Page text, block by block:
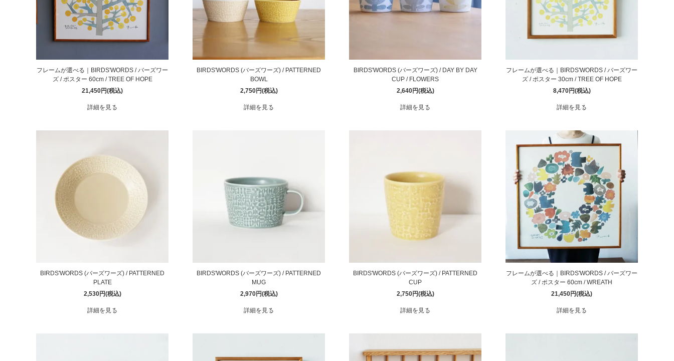
フレームが選べる｜BIRDS'WORDS / バーズワー
ズ / ポスター 60cm / TREE OF HOPE
21,450円(税込)
詳細を見る
BIRDS'WORDS (バーズワーズ) / PATTERNED
BOWL
2,750円(税込)
詳細を見る
BIRDS'WORDS (バーズワーズ) / DAY BY DAY
CUP / FLOWERS
2,640円(税込)
詳細を見る
フレームが選べる｜BIRDS'WORDS / バーズワー
ズ / ポスター 30cm / TREE OF HOPE
8,470円(税込)
詳細を見る
BIRDS'WORDS (バーズワーズ) / PATTERNED
PLATE
2,530円(税込)
詳細を見る
BIRDS'WORDS (バーズワーズ) / PATTERNED
MUG
2,970円(税込)
詳細を見る
BIRDS'WORDS (バーズワーズ) / PATTERNED
CUP
2,750円(税込)
詳細を見る
フレームが選べる｜BIRDS'WORDS / バーズワー
ズ / ポスター 60cm / WREATH
21,450円(税込)
詳細を見る